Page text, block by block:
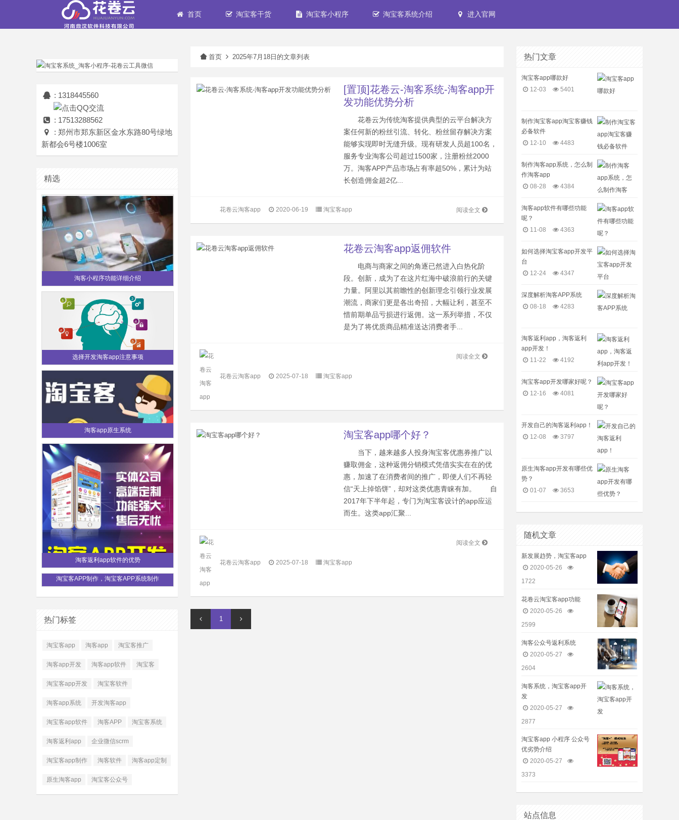
首页 淘宝客干货 淘宝客小程序 淘宝客系统介绍 进入官网
: 1318445560
: 17513288562
: 郑州市郑东新区金水东路80号绿地
新都会6号楼1006室
精选
淘客小程序功能详细介绍
选择开发淘客app注意事项
淘客app原生系统
淘客返利app软件的优势
淘宝客APP制作，淘宝客APP系统制作
热门标签
淘宝客app 淘客app 淘宝客推广
淘客app开发 淘客app软件 淘宝客
淘宝客app开发 淘宝客软件
淘客app系统 开发淘客app
淘宝客app软件 淘客APP 淘宝客系统
淘客返利app 企业微信scrm
淘宝客app制作 淘客软件 淘客app定制
原生淘客app 淘宝客公众号
首页 2025年7月18日的文章列表
[置顶]花卷云-淘客系统-淘客app开
发功能优势分析
花卷云为传统淘客提供典型的云平台解决方
案任何新的粉丝引流、转化、粉丝留存解决方案
能够实现即时无缝升级。现有研发人员超100名，
服务专业淘客公司超过1500家，注册粉丝2000
万。淘客APP产品市场占有率超50%，累计为站
长创造佣金超2亿...
阅读全文
花卷云淘客app 2020-06-19 淘宝客app
花卷云淘客app返佣软件
电商与商家之间的角逐已然进入白热化阶
段。创新，成为了在这片红海中破浪前行的关键
力量。阿里以其前瞻性的创新理念引领行业发展
潮流，商家们更是各出奇招，大幅让利，甚至不
惜前期单品亏损进行返佣。这一系列举措，不仅
是为了将优质商品精准送达消费者手...
阅读全文
花卷云淘客app 2025-07-18 淘宝客app
淘宝客app哪个好？
当下，越来越多人投身淘宝客优惠券推广以
赚取佣金，这种返佣分销模式凭借实实在在的优
惠，加速了在消费者间的推广，即便人们不再轻
信“天上掉馅饼”，却对这类优惠青睐有加。 自
2017年下半年起，专门为淘宝客设计的app应运
而生。这类app汇聚...
阅读全文
花卷云淘客app 2025-07-18 淘宝客app
1
热门文章
淘宝客app哪款好
12-03
5401
制作淘宝客app淘宝客赚钱
必备软件
12-10
4483
制作淘客app系统，怎么制
作淘客app
08-28
4384
淘客app软件有哪些功能
呢？
11-08
4363
如何选择淘宝客app开发平
台
12-24
4347
深度解析淘客APP系统
08-18
4283
淘客返利app，淘客返利
app开发！
11-22
4192
淘宝客app开发哪家好呢？
12-16
4081
开发自己的淘客返利app！
12-08
3797
原生淘客app开发有哪些优
势？
01-07
3653
随机文章
新发展趋势，淘宝客app
2020-05-26
1722
花卷云淘宝客app功能
2020-05-26
2599
淘客公众号返利系统
2020-05-27
2604
淘客系统，淘宝客app开
发
2020-05-27
2877
淘宝客app 小程序 公众号
优劣势介绍
2020-05-27
3373
站点信息